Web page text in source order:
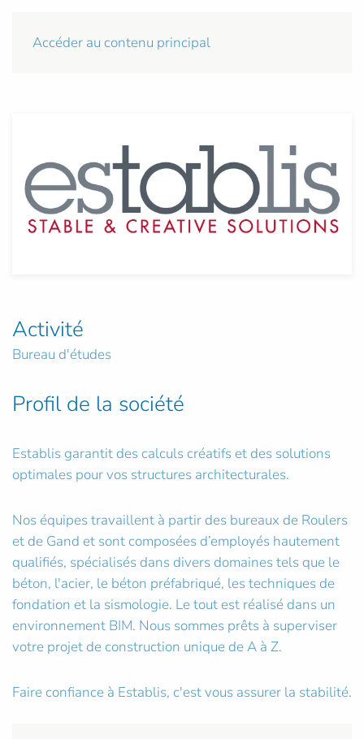
Accéder au contenu principal
Activité
Bureau d'études
Profil de la société
Establis garantit des calculs créatifs et des solutions
optimales pour vos structures architecturales.
Nos équipes travaillent à partir des bureaux de Roulers
et de Gand et sont composées d’employés hautement
qualifiés, spécialisés dans divers domaines tels que le
béton, l'acier, le béton préfabriqué, les techniques de
fondation et la sismologie. Le tout est réalisé dans un
environnement BIM. Nous sommes prêts à superviser
votre projet de construction unique de A à Z.
Faire confiance à Establis, c'est vous assurer la stabilité.